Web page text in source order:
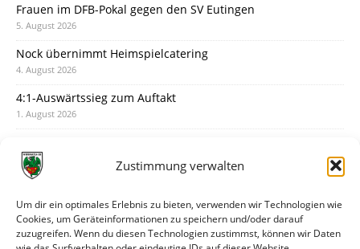
Zustimmung verwalten
Um dir ein optimales Erlebnis zu bieten, verwenden wir Technologien wie
Cookies, um Geräteinformationen zu speichern und/oder darauf
zuzugreifen. Wenn du diesen Technologien zustimmst, können wir Daten
Frauen im DFB-Pokal gegen den SV Eutingen
5. August 2026
Nock übernimmt Heimspielcatering
4. August 2026
4:1-Auswärtssieg zum Auftakt
1. August 2026
31. Juli 2026
30. Juli 2026
Deine Spielminute: 89+1
28. Juli 2026